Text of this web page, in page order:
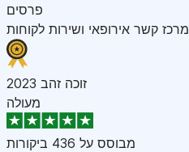
פרסים
מרכז קשר אירופאי ושירות לקוחות
זוכה זהב 2023
מעולה
מבוסס על